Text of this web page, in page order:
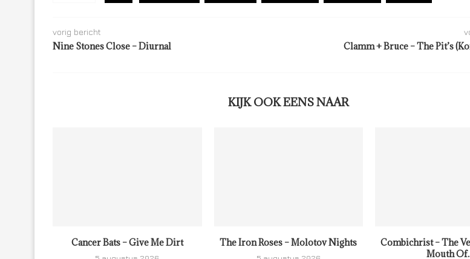
vorig bericht
Nine Stones Close – Diurnal
Clamm + Bruce – The Pit’s
KIJK OOK EENS NAAR
Cancer Bats – Give Me Dirt The Iron Roses – Molotov Nights
Combichrist – The
Mouth